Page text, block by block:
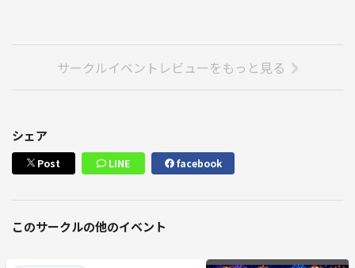
サークルイベントレビューをもっと見る
シェア
Post LINE facebook
このサークルの他のイベント